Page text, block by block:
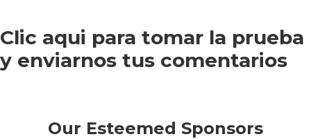
Clic aqui para tomar la prueba
y enviarnos tus comentarios
Our Esteemed Sponsors